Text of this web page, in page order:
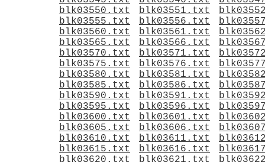
blk03550.txt
blk03551.txt
blk03555.txt
blk03556.txt
blk03560.txt
blk03561.txt
blk03565.txt
blk03566.txt
blk03570.txt
blk03571.txt
blk03575.txt
blk03576.txt
blk03580.txt
blk03581.txt
blk03585.txt
blk03586.txt
blk03590.txt
blk03591.txt
blk03595.txt
blk03596.txt
blk03600.txt
blk03601.txt
blk03605.txt
blk03606.txt
blk03610.txt
blk03611.txt
blk03615.txt
blk03616.txt
blk03620.txt
blk03621.txt